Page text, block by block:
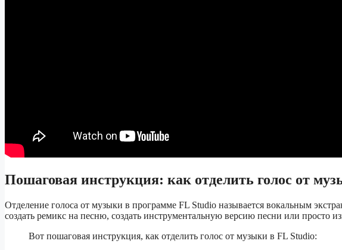
Пошаговая инструкция: как отделить голос от
Отделение голоса от музыки в программе FL Studio называется вокальным
создать ремикс на песню, создать инструментальную версию песни или просто
Вот пошаговая инструкция, как отделить голос от музыки в FL Studio: